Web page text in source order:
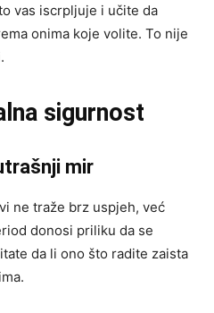
vas iscrpljuje i učite da
onima koje volite. To nije
sigurnost
mir
ne traže brz uspjeh, već
donosi priliku da se
da li ono što radite zaista